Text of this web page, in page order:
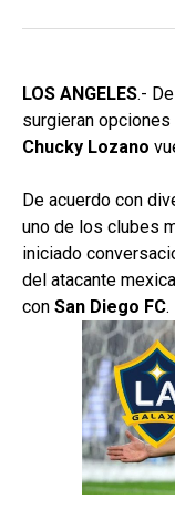
LOS ANGELES.-
surgieran
Chucky Lozano
De acuerdo con
uno de los clubes
iniciado
del atacante
con San Diego FC.